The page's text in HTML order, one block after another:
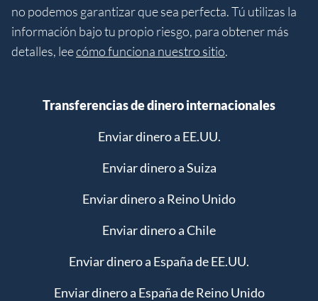
no podemos garantizar que sea perfecta. Tú utilizas la
información bajo tu propio riesgo, para obtener más
detalles, leecómo funciona nuestro sitio.
Transferencias de dinero internacionales
Enviar dinero a EE.UU.
Enviar dinero a Suiza
Enviar dinero a Reino Unido
Enviar dinero a Chile
Enviar dinero a España de EE.UU.
Enviar dinero a España de Reino Unido